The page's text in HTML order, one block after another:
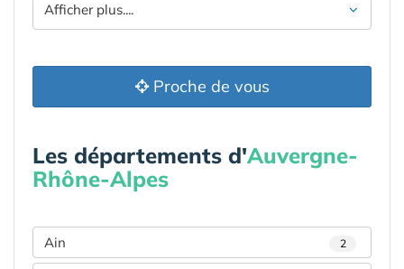
Afficher plus....
Proche de vous
Les départements d'Auvergne-
Rhône-Alpes
Ain 2